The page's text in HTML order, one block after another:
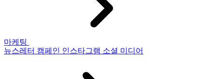
마케팅
뉴스레터 캠페인 인스타그램 소셜 미디어